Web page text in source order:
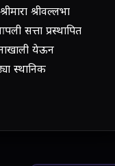
श्रीवल्लभा
सत्ता प्रस्थापित
येऊन
स्थानिक